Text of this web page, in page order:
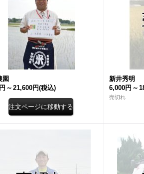
園
～ 21,600円(税込)
新井秀明
6,000円 ～
売切れ